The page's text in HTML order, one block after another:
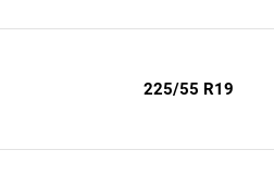
225/55 R19